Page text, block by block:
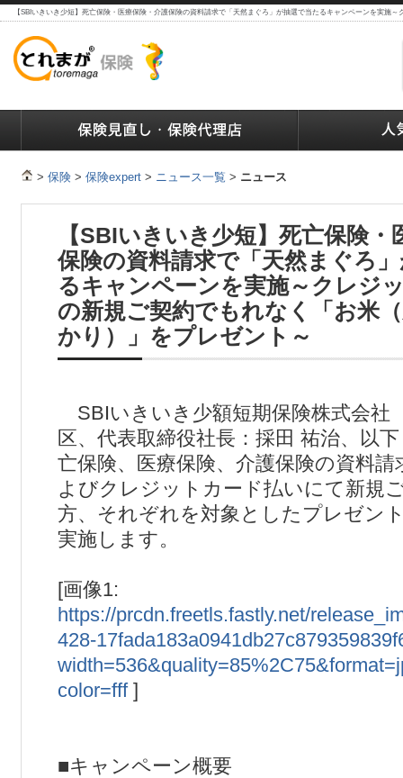
【SBIいきいき少短】死亡保険・医療保険・介護保険の資料請求で「天然まぐろ」が抽選で当たるキャンペーンを実
> 保険 > 保険expert > ニュース一覧 > ニュース
【SBIいきいき少短】死亡保険・
保険の資料請求で「天然まぐろ
るキャンペーンを実施～クレジ
の新規ご契約でもれなく「お米
かり）」をプレゼント～
SBIいきいき少額短期保険株式会社
区、代表取締役社長：採田 祐治、以
亡保険、医療保険、介護保険の資料
よびクレジットカード払いにて新規
方、それぞれを対象としたプレゼン
実施します。
[画像1:
https://prcdn.freetls.fastly.net/
428-
color=fff]
■キャンペーン概要